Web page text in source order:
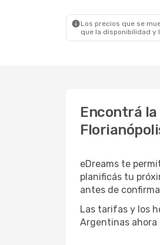
Los precios que se
que la disponibilidad y
Encontrá
eDreams te
planificás tu
antes de
Las tarifas y los
Argentinas ahora